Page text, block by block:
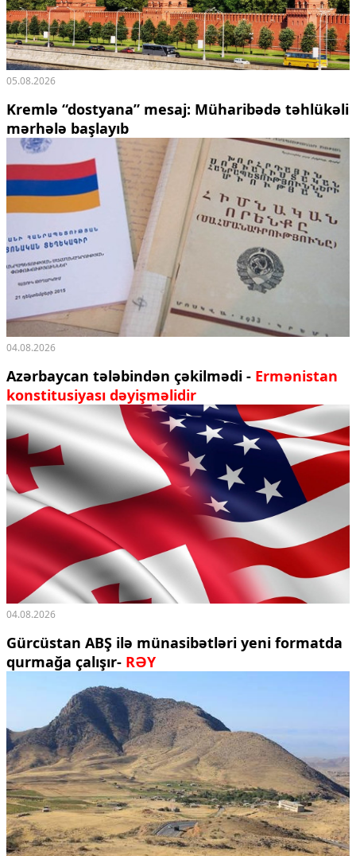
05.08.2026
Kremlə “dostyana” mesaj: Müharibədə təhlükəli
mərhələ başlayıb
04.08.2026
Azərbaycan tələbindən çəkilmədi - Ermənistan
konstitusiyası dəyişməlidir
04.08.2026
Gürcüstan ABŞ ilə münasibətləri yeni formatda
qurmağa çalışır- RƏY